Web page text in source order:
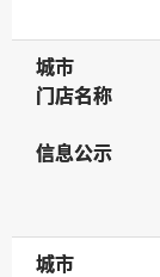
城市
城市
门店名称
门店名称
信息公示
信息公示
城市
城市